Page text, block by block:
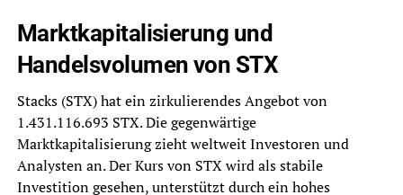
Marktkapitalisierung und
Handelsvolumen von STX
Stacks (STX) hat ein zirkulierendes Angebot von
1.431.116.693 STX. Die gegenwärtige
Marktkapitalisierung zieht weltweit Investoren und
Analysten an. Der Kurs von STX wird als stabile
Investition gesehen, unterstützt durch ein hohes